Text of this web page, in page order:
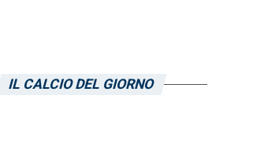
IL CALCIO DEL GIORNO